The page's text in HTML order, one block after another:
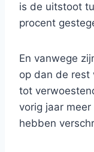
is de uitstoot
procent
En vanwege
op dan de rest
tot
vorig jaar
hebben